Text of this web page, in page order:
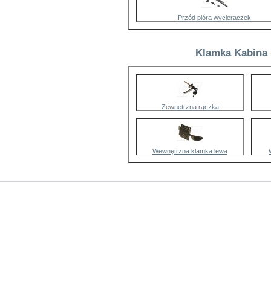
Przód pióra wycieraczek
Klamka Kabina
Zewnętrzna rączka
Wewnętrzna klamka lewa